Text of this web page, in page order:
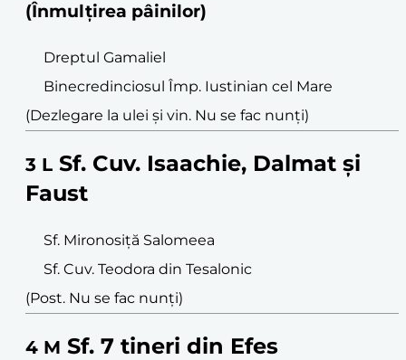
(Înmulțirea pâinilor)
Dreptul Gamaliel
Binecredinciosul Împ. Iustinian cel Mare
(Dezlegare la ulei și vin. Nu se fac nunți)
3 L Sf. Cuv. Isaachie, Dalmat și
Faust
Sf. Mironosiță Salomeea
Sf. Cuv. Teodora din Tesalonic
(Post. Nu se fac nunți)
4 M Sf. 7 tineri din Efes